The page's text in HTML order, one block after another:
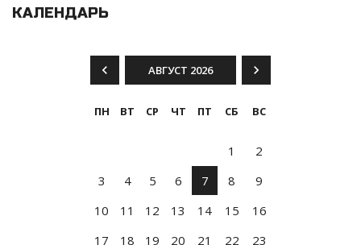
КАЛЕНДАРЬ
АВГУСТ 2026
ПН ВТ СР ЧТ ПТ СБ ВС
1
2
3
4 5 6 7 8
9
10
11 12 13 14 15
16
17
18 19 20 21 22
23